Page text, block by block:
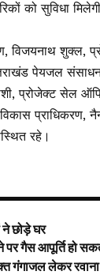
को सुविधा
विजयनाथ
पेयजल संसाधन
प्रोजेक्ट सेल
प्राधिकरण,
रहे।
ने छोड़े घर
गैस आपूर्ति हो
गंगाजल लेकर रवाना